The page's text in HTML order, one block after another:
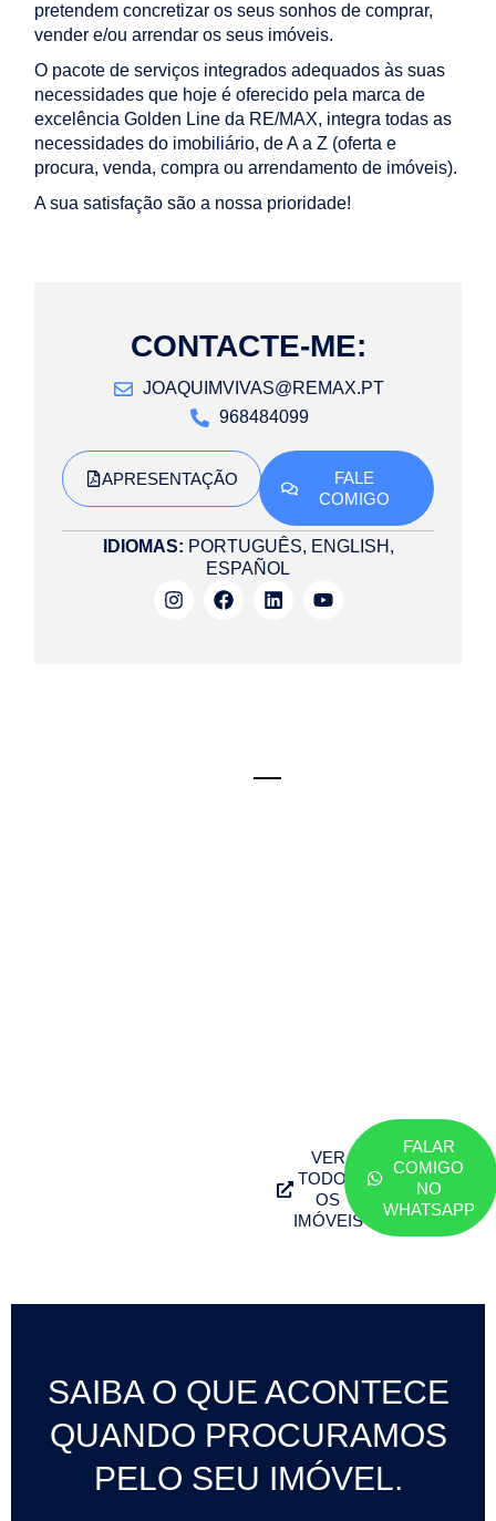
pretendem concretizar os seus sonhos de comprar,
vender e/ou arrendar os seus imóveis.
O pacote de serviços integrados adequados às suas
necessidades que hoje é oferecido pela marca de
excelência Golden Line da RE/MAX, integra todas as
necessidades do imobiliário, de A a Z (oferta e
procura, venda, compra ou arrendamento de imóveis).
A sua satisfação são a nossa prioridade!
CONTACTE-ME:
JOAQUIMVIVAS@REMAX.PT
968484099
APRESENTAÇÃO
FALE
COMIGO
IDIOMAS: PORTUGUÊS, ENGLISH,
ESPAÑOL
VER
TODOS
OS
IMÓVEIS
FALAR
COMIGO
NO
WHATSAPP
SAIBA O QUE ACONTECE
QUANDO PROCURAMOS
PELO SEU IMÓVEL.